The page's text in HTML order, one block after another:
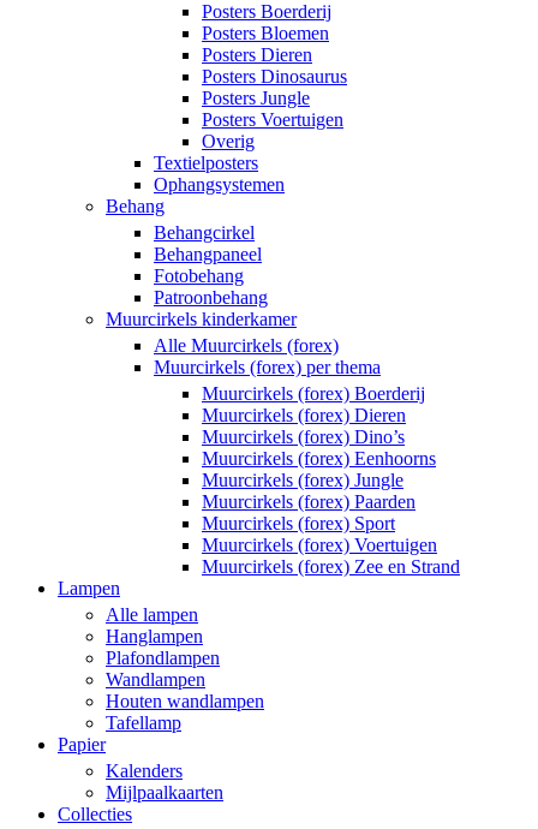
Posters Boerderij
Posters Bloemen
Posters Dieren
Posters Dinosaurus
Posters Jungle
Posters Voertuigen
Overig
Textielposters
Ophangsystemen
Behang
Behangcirkel
Behangpaneel
Fotobehang
Patroonbehang
Muurcirkels kinderkamer
Alle Muurcirkels (forex)
Muurcirkels (forex) per thema
Muurcirkels (forex) Boerderij
Muurcirkels (forex) Dieren
Muurcirkels (forex) Dino’s
Muurcirkels (forex) Eenhoorns
Muurcirkels (forex) Jungle
Muurcirkels (forex) Paarden
Muurcirkels (forex) Sport
Muurcirkels (forex) Voertuigen
Muurcirkels (forex) Zee en Strand
Lampen
Alle lampen
Hanglampen
Plafondlampen
Wandlampen
Houten wandlampen
Tafellamp
Papier
Kalenders
Mijlpaalkaarten
Collecties